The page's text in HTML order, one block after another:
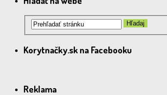
Korytnačky.sk na Facebooku
Reklama